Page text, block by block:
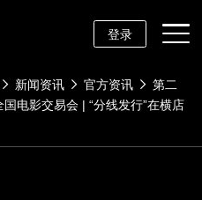
登录
新闻资讯 官方资讯
第二
电影交易会 | “分线发行”在横店